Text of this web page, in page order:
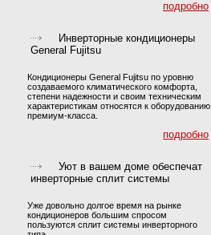
подробно
Инверторные кондиционеры
General Fujitsu
Кондиционеры General Fujitsu по уровню
создаваемого климатического комфорта,
степени надежности и своим техническим
характеристикам относятся к оборудованию
премиум-класса.
подробно
Уют в вашем доме обеспечат
инверторные сплит системы
Уже довольно долгое время на рынке
кондиционеров большим спросом
пользуются сплит системы инверторного